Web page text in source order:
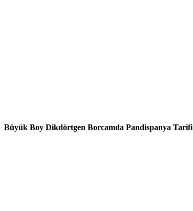
Büyük Boy Dikdörtgen Borcamda Pandispanya Tarifi